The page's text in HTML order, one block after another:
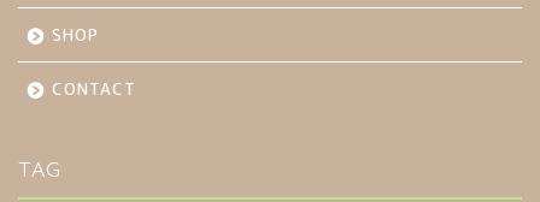
SHOP
CONTACT
TAG